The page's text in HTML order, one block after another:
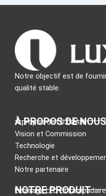
Notre objectif est de
qualité stable.
À PROPOS DE NOUS
À propos de LUXMAN
Vision et Commission
Technologie
Recherche et
Notre partenaire
NOTRE PRODUIT
Éclairage LED Et